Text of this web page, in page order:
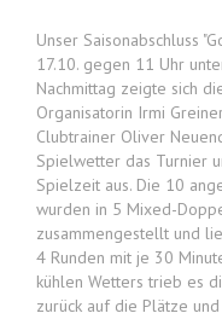
Unser Saisonabschluss
17.10. gegen 11 Uhr
Nachmittag zeigte sich
Organisatorin Irmi
Clubtrainer Oliver
Spielwetter das Turnier
Spielzeit aus. Die 10
wurden in 5 Mixed-
zusammengestellt und
4 Runden mit je 30
kühlen Wetters trieb es
zurück auf die Plätze